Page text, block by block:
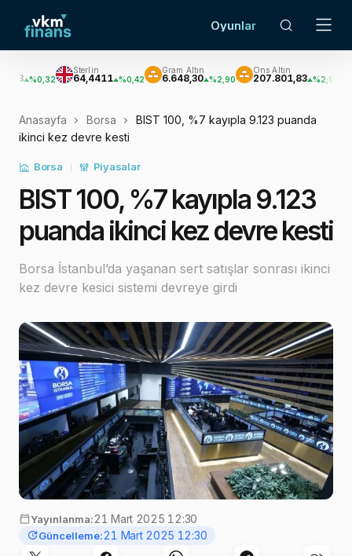
Oyunlar
Sterlin
64,4411 %0,42
Gram Altın
6.648,30 %2,90
Ons Altın
207.801,83 %2,94
Anasayfa Borsa
BIST 100, %7 kayıpla 9.123 puanda
ikinci kez devre kesti
Borsa Piyasalar
BIST 100, %7 kayıpla 9.123
puanda ikinci kez devre kesti
Borsa İstanbul’da yaşanan sert satışlar sonrası ikinci
kez devre kesici sistemi devreye girdi
Yayınlanma:21 Mart 2025 12:30
Güncelleme:21 Mart 2025 12:30